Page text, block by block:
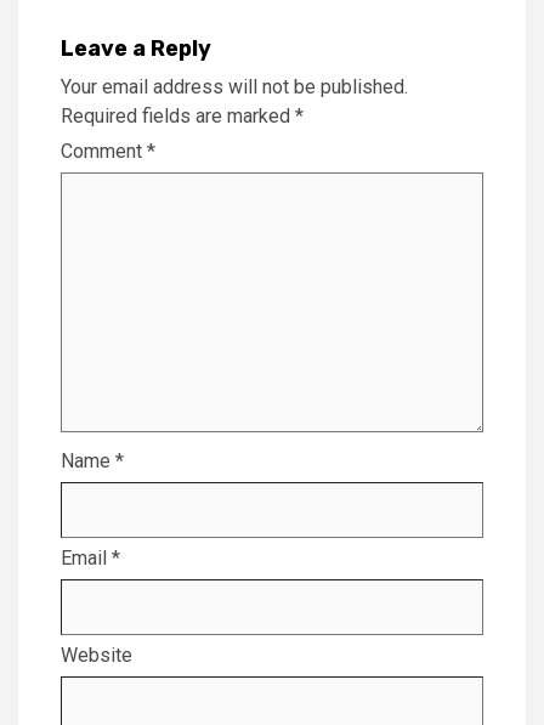
Leave a Reply
Your email address will not be published.
Required fields are marked *
Comment *
Name *
Email *
Website